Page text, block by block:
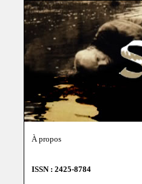
À propos
ISSN : 2425-8784